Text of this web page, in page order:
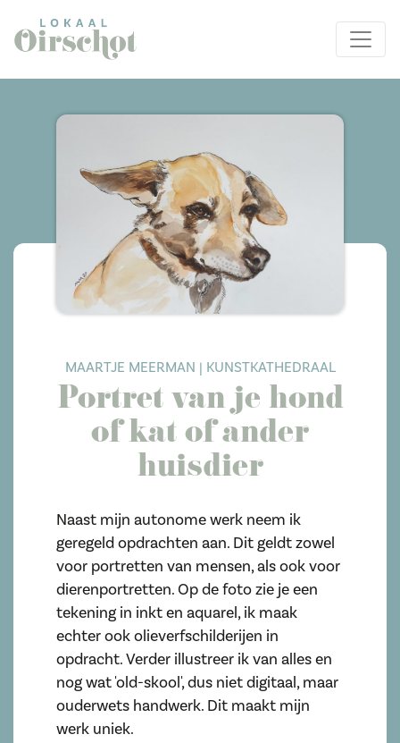
MAARTJE MEERMAN | KUNSTKATHEDRAAL
Portret van je hond
of kat of ander
huisdier
Naast mijn autonome werk neem ik
geregeld opdrachten aan. Dit geldt zowel
voor portretten van mensen, als ook voor
dierenportretten. Op de foto zie je een
tekening in inkt en aquarel, ik maak
echter ook olieverfschilderijen in
opdracht. Verder illustreer ik van alles en
nog wat 'old-skool', dus niet digitaal, maar
ouderwets handwerk. Dit maakt mijn
werk uniek.